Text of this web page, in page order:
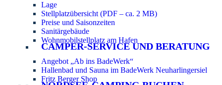
Lage
Stellplatzübersicht (PDF – ca. 2 MB)
Preise und Saisonzeiten
Sanitärgebäude
Wohnmobilstellplatz am Hafen
CAMPER-SERVICE UND BERATUNG
Angebot „Ab ins BadeWerk“
Hallenbad und Sauna im BadeWerk Neuharlingersiel
Fritz Berger Shop